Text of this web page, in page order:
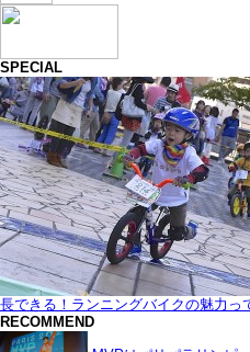
SPECIAL
長できる！ランニングバイクの魅力っ
RECOMMEND